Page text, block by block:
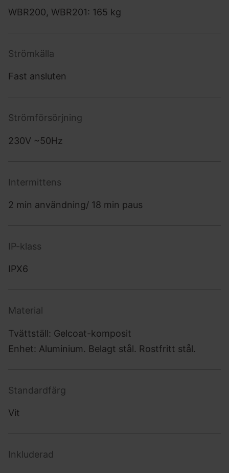
WBR200, WBR201: 165 kg
Strömkälla
Fast ansluten
Strömförsörjning
230V ~50Hz
Intermittens
2 min användning/ 18 min paus
IP-klass
IPX6
Material
Tvättställ: Gelcoat-komposit
Enhet: Aluminium. Belagt stål. Rostfritt stål.
Standardfärg
Vit
Inkluderad